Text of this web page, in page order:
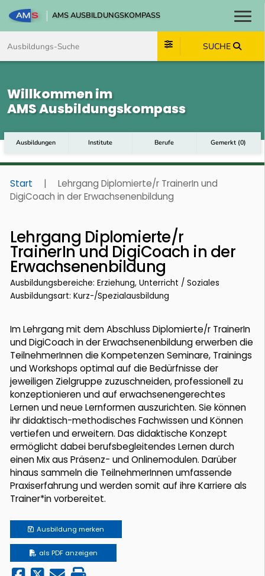
AMS AUSBILDUNGSKOMPASS
SUCHE
Willkommen im
AMS Ausbildungskompass
Ausbildungen Institute Berufe Gemerkt (0)
Start |
Lehrgang Diplomierte/r TrainerIn und
DigiCoach in der Erwachsenenbildung
Lehrgang Diplomierte/r
TrainerIn und DigiCoach in der
Erwachsenenbildung
Ausbildungsbereiche: Erziehung, Unterricht / Soziales
Ausbildungsart: Kurz-/Spezialausbildung
Im Lehrgang mit dem Abschluss Diplomierte/r TrainerIn
und DigiCoach in der Erwachsenenbildung erwerben die
TeilnehmerInnen die Kompetenzen Seminare, Trainings
und Workshops optimal auf die Bedürfnisse der
jeweiligen Zielgruppe zuzuschneiden, professionell zu
konzeptionieren und auf erwachsenengerechtes
Lernen und neue Lernformen auszurichten. Sie können
ihr didaktisch-methodisches Fachwissen und Können
vertiefen und erweitern. Das didaktische Konzept
ermöglicht dabei berufsbegleitendes Lernen durch
einen Mix aus Präsenz- und Onlinemodulen. Darüber
hinaus sammeln die TeilnehmerInnen umfassende
Praxiserfahrung und werden somit auf ihre Karriere als
Trainer*in vorbereitet.
Ausbildung merken
als PDF anzeigen